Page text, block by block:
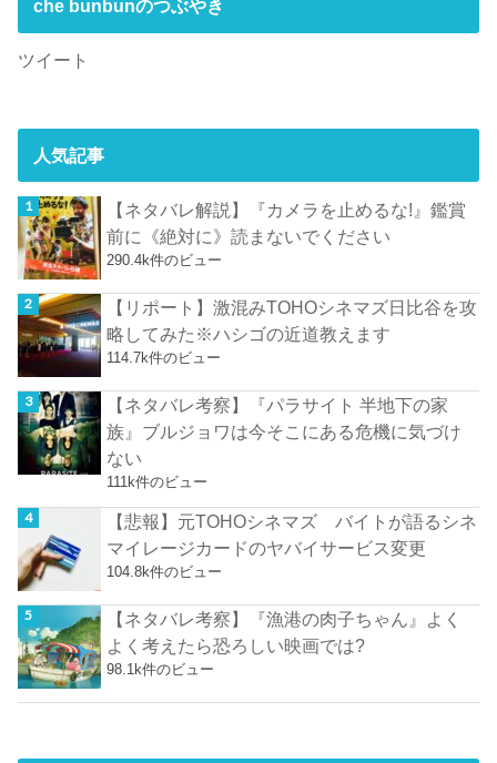
che bunbunのつぶやき
ツイート
人気記事
【ネタバレ解説】『カメラを止めるな!』鑑賞
前に《絶対に》読まないでください
290.4k件のビュー
【リポート】激混みTOHOシネマズ日比谷を攻
略してみた※ハシゴの近道教えます
114.7k件のビュー
【ネタバレ考察】『パラサイト 半地下の家
族』ブルジョワは今そこにある危機に気づけ
ない
111k件のビュー
【悲報】元TOHOシネマズ バイトが語るシネ
マイレージカードのヤバイサービス変更
104.8k件のビュー
【ネタバレ考察】『漁港の肉子ちゃん』よく
よく考えたら恐ろしい映画では?
98.1k件のビュー